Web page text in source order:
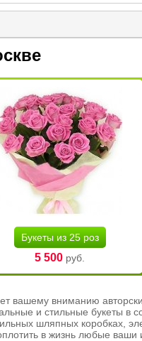
Букеты из 25 роз
5 500 руб.
вашему вниманию
и стильные букеты в
шляпных
в жизнь любые ваши